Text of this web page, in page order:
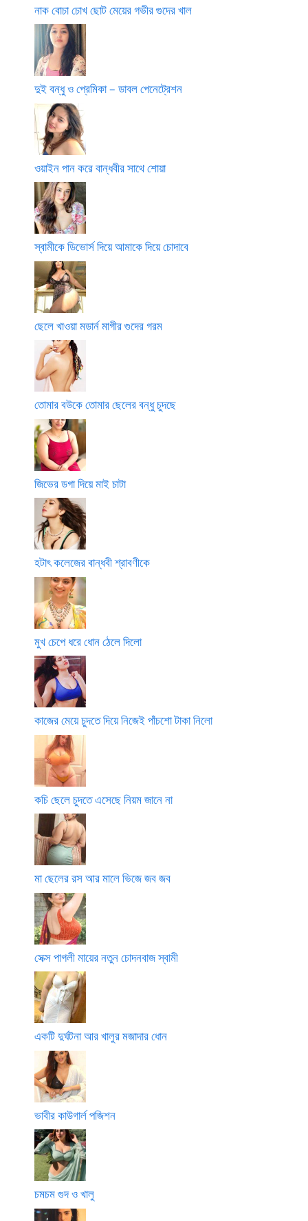
নাক বোচা চোখ ছোট মেয়ের গভীর গুদের খাল
দুই বন্ধু ও প্রেমিকা – ডাবল পেনেট্রেশন
ওয়াইন পান করে বান্ধবীর সাথে শোয়া
স্বামীকে ডিভোর্স দিয়ে আমাকে দিয়ে চোদাবে
ছেলে খাওয়া মডার্ন মাগীর গুদের গরম
তোমার বউকে তোমার ছেলের বন্ধু চুদছে
জিভের ডগা দিয়ে মাই চাটা
হটাৎ কলেজের বান্ধবী শ্রাবণীকে
মুখ চেপে ধরে ধোন ঠেলে দিলো
কাজের মেয়ে চুদতে দিয়ে নিজেই পাঁচশো টাকা নিলো
কচি ছেলে চুদতে এসেছে নিয়ম জানে না
মা ছেলের রস আর মালে ভিজে জব জব
সেক্স পাগলী মায়ের নতুন চোদনবাজ স্বামী
একটি দুর্ঘটনা আর খালুর মজাদার ধোন
ভাবীর কাউগার্ল পজিশন
চমচম গুদ ও খালু